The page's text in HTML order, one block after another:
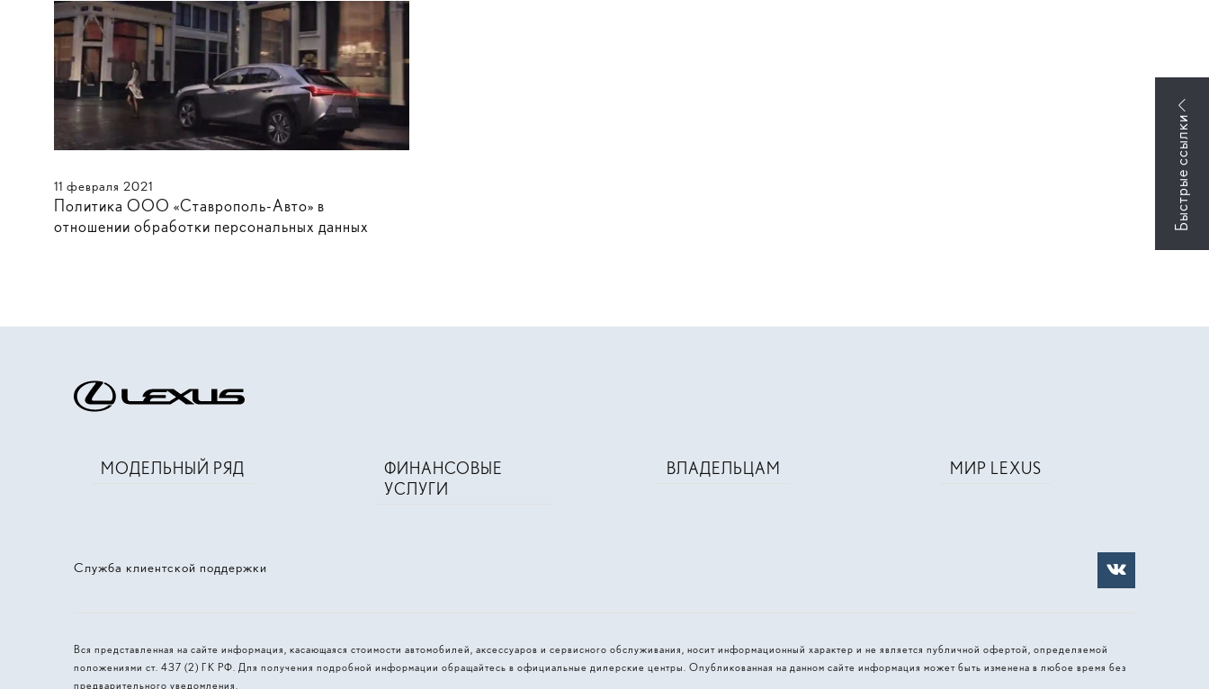
11 февраля 2021
Политика ООО «Ставрополь-Авто» в
отношении обработки персональных данных
Служба клиентской поддержки
МОДЕЛЬНЫЙ РЯД
ФИНАНСОВЫЕ
УСЛУГИ
ВЛАДЕЛЬЦАМ МИР LEXUS
Вся представленная на сайте информация, касающаяся стоимости автомобилей, аксессуаров и сервисного обслуживания, носит информационный характер и не является публичной офертой, определяемой
положениями ст. 437 (2) ГК РФ. Для получения подробной информации обращайтесь в официальные дилерские центры. Опубликованная на данном сайте информация может быть изменена в любое время без
предварительного уведомления.